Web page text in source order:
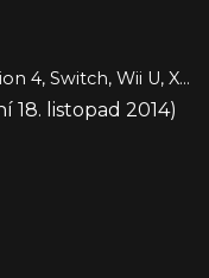
Android, PC, PlayStation 3, PlayStation 4, Switch, Wii U, Xbox One, iOS
18. listopad 2014)